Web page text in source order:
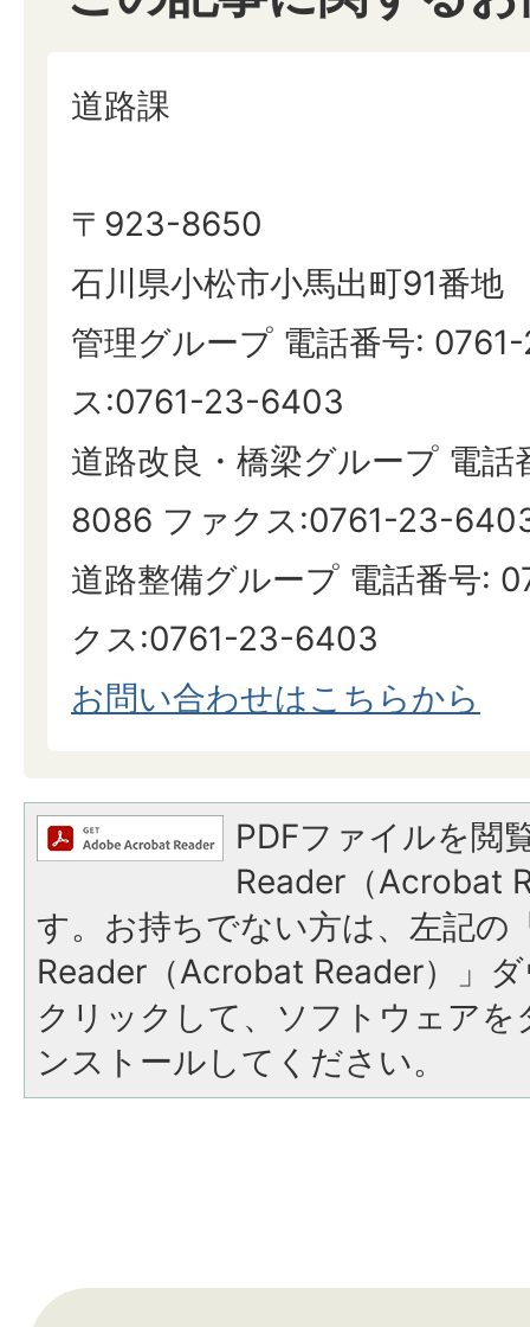
道路課
〒923-8650
石川県小松市小馬出町91番地
管理グループ 電話番号:
ス:0761-23-6403
道路改良・橋梁グループ 電
8086 ファクス:0761-23-
道路整備グループ 電話番号:
クス:0761-23-6403
お問い合わせはこちらから
PDFファイルを閲
Reader（Acrobat
す。お持ちでない方は、左記の
Reader（Acrobat Reader）」
クリックして、ソフトウェア
ンストールしてください。